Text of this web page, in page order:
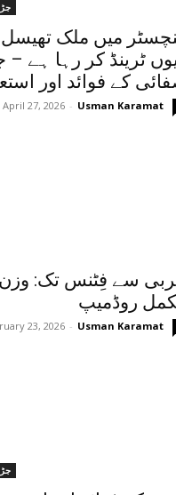
میں ملک
ٹرینڈ کر رہا ہے
کے فوائد اور
Usman Karamat
-
April 27, 2026
سے فِٹنس تک: وزن
روڈمیپ
Usman Karamat
-
23, 2026